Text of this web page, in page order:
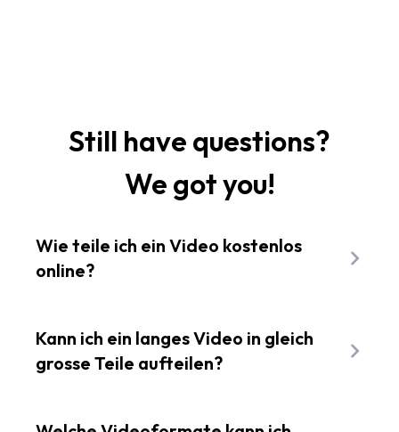
Still have questions?
We got you!
Wie teile ich ein Video kostenlos
online?
nutze die Timeline, um die Schnittpunkte
festzulegen. Das Tool ermoeglicht es dir,
Kann ich ein langes Video in gleich
grosse Teile aufteilen?
Funktion kannst du jede Aufnahme manuell